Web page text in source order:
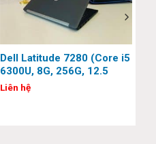
Dell Latitude 7280 (Core i5
6300U, 8G, 256G, 12.5
inch)
Liên hệ